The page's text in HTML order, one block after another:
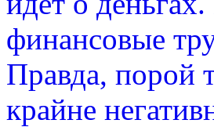
финансовые
Правда, порой
крайне